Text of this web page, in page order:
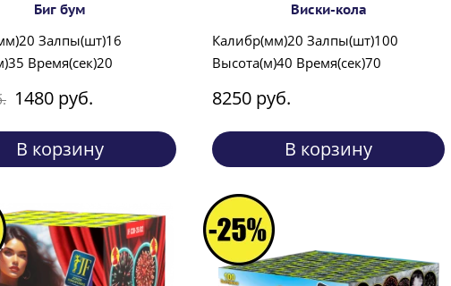
Биг бум
Залпы(шт)16
Время(сек)20
1480 руб.
В корзину
Виски-кола
Калибр(мм)20 Залпы(шт)100
Высота(м)40 Время(сек)70
8250 руб.
В корзину